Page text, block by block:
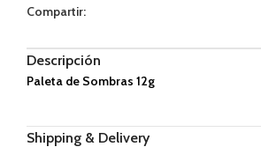
Compartir:
Descripción
Paleta de Sombras 12g
Shipping & Delivery